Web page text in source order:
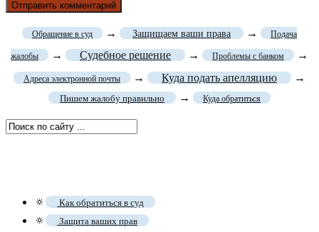
Обращение в суд → Защищаем ваши права → Подача
жалобы → Судебное решение → Проблемы с банком →
Адреса электронной почты → Куда подать апелляцию →
Пишем жалобу правильно → Куда обратиться
🔅 Как обратиться в суд
🔅 Защита ваших прав